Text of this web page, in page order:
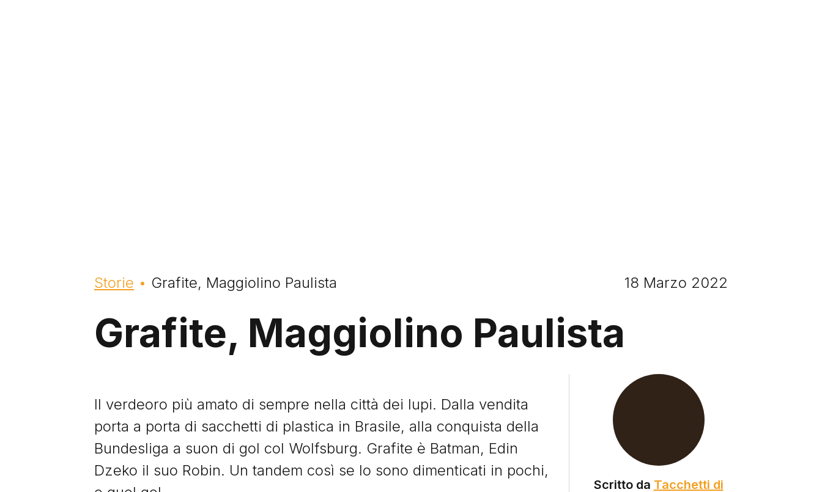
Briciole di pane
Storie Grafite, Maggiolino Paulista 18 Marzo 2022
Grafite, Maggiolino Paulista
Il verdeoro più amato di sempre nella città dei lupi. Dalla vendita
porta a porta di sacchetti di plastica in Brasile, alla conquista della
Bundesliga a suon di gol col Wolfsburg. Grafite è Batman, Edin
Dzeko il suo Robin. Un tandem così se lo sono dimenticati in pochi,
Scritto da Tacchetti di